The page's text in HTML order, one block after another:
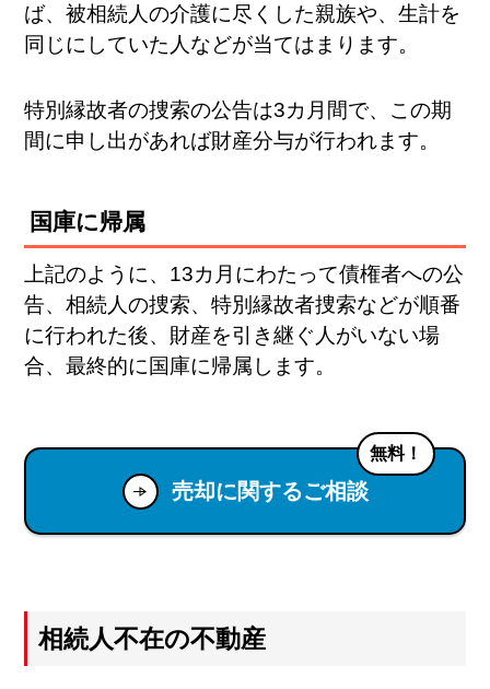
ば、被相続人の介護に尽くした親族や、生計を
同じにしていた人などが当てはまります。
特別縁故者の捜索の公告は3カ月間で、この期
間に申し出があれば財産分与が行われます。
国庫に帰属
上記のように、13カ月にわたって債権者への公
告、相続人の捜索、特別縁故者捜索などが順番
に行われた後、財産を引き継ぐ人がいない場
合、最終的に国庫に帰属します。
売却に関するご相談
無料！
相続人不在の不動産